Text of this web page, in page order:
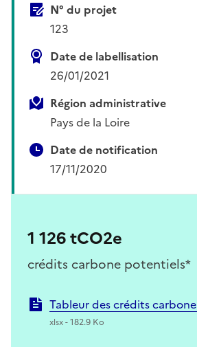
N° du projet
123
Date de labellisation
26/01/2021
Région administrative
Pays de la Loire
Date de notification
17/11/2020
1 126 tCO2e
crédits carbone potentiels*
Tableur des crédits carbone
xlsx - 182.9 Ko